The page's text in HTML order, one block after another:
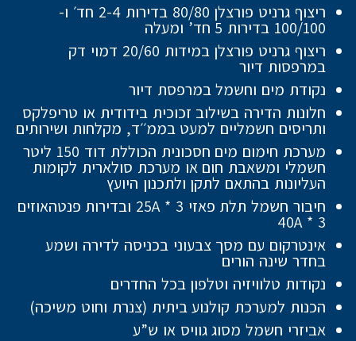
ריצוף גרניט פורצלן 80/80 בדירות 2-4 חד׳ ו-
100/100 בדירות 5 חד’ ומעלה
ריצוף גרניט פורצלן במידות 20/60 דמוי דק
במרפסות דיור
נקודת מים וחשמל במרפסת דיור
חלונות הדירה בשילוב זכוכית בידודית או טריפלקס
ותריסים חשמליים למעט בממ׳׳ד, מקלחות ושירותים
מערכת חימום מים חסכונית הכוללת דוד 150 ליטר
חשמלי ומשאבת חום או מערכת סולארית לקומות
העליונות בהתאם לתקן ולתכנון היועץ
חיבור חשמל תלת פאזי 25A * 3 ובדירות פנטהאוזים
40A * 3
אינטרקום עם מסך צבעוני בכניסה לדירה ושמע
בחדר שינה הורים
נקודות טלוויזיה וטלפון בכל החדרים
הכנות למערכת קולנוע ביתית (צנרת וחוט משיכה)
אביזרי חשמל מסוג גוויס או ש”ע